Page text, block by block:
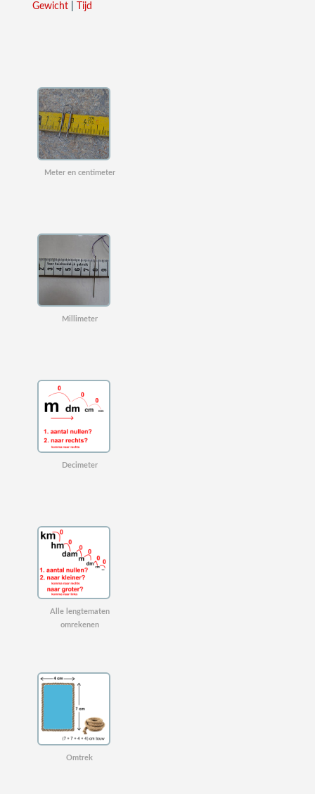
Gewicht
Tijd
Meter en centimeter
Millimeter
Decimeter
Alle lengtematen
omrekenen
Omtrek